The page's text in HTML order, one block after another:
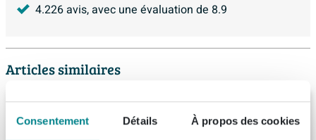
Consentement Détails À propos des cookies
4.226avis, avec une évaluation de 8.9
Articles similaires
Nemo Start Zen II baignoire à encastrer
170x75x40cm 230L avec jeu de pieds